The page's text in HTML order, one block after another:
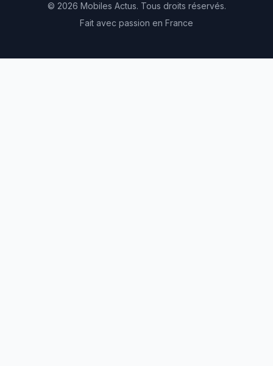
© 2026 Mobiles Actus. Tous droits réservés.
Fait avec passion en France